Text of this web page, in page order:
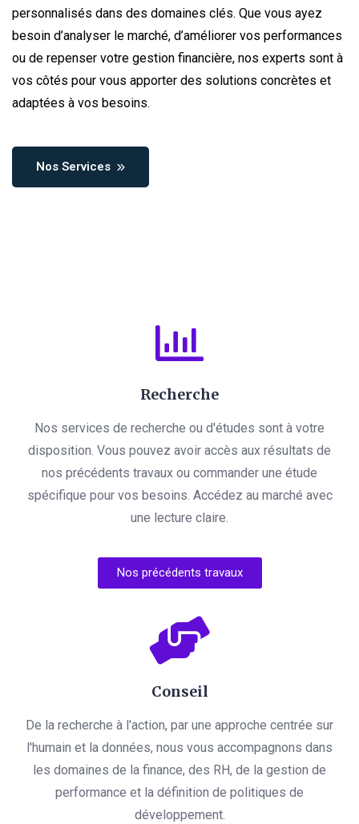
personnalisés dans des domaines clés. Que vous ayez
besoin d’analyser le marché, d’améliorer vos performances
ou de repenser votre gestion financière, nos experts sont à
vos côtés pour vous apporter des solutions concrètes et
adaptées à vos besoins.
Nos Services
Recherche
Nos services de recherche ou d'études sont à votre
disposition. Vous pouvez avoir accès aux résultats de
nos précédents travaux ou commander une étude
spécifique pour vos besoins. Accédez au marché avec
une lecture claire.
Nos précédents travaux
Conseil
De la recherche à l'action, par une approche centrée sur
l'humain et la données, nous vous accompagnons dans
les domaines de la finance, des RH, de la gestion de
performance et la définition de politiques de
développement.